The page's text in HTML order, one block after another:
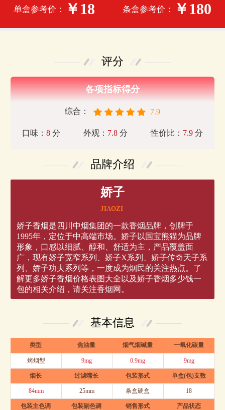
单盒参考价： ￥18 条盒参考价： ￥180
评分
各项指标得分
综合： 7.9
口味： 8分 外观： 7.8 分 性价比： 7.9 分
品牌介绍
娇子
JIAOZI
娇子香烟是四川中烟集团的一款香烟品牌，创牌于
1995年，定位于中高端市场。娇子以国宝熊猫为品牌
形象，口感以细腻、醇和、舒适为主，产品覆盖面
广，现有娇子宽窄系列、娇子X系列、娇子传奇天子系
列、娇子功夫系列等，一度成为烟民的关注热点。了
解更多娇子香烟价格表图大全以及娇子香烟多少钱一
包的相关介绍，请关注香烟网。
基本信息
类型 焦油量 烟气烟碱量 一氧化碳量
烤烟型 9mg 0.9mg 9mg
烟长 过滤嘴长 包装形式 单盒(包)支数
84mm 25mm 条盒硬盒 18
包装主色调 包装副色调 销售形式 产品状态